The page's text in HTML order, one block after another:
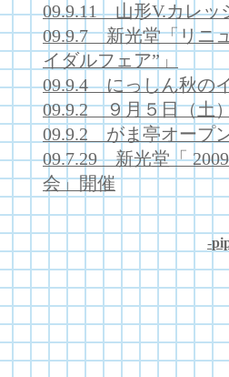
09.9.11 山形V.カレッ
09.9.7 新光堂「リニ
イダルフェア”」
09.9.4 にっしん秋の
09.9.2 ９月５日（土
09.9.2 がま亭オープ
09.7.29 新光堂「
会」開催
-